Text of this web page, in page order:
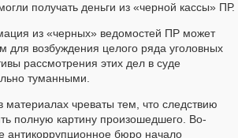
получать деньги из «черной кассы» ПР.
из «черных» ведомостей ПР может
для возбуждения целого ряда уголовных
рассмотрения этих дел в суде
туманными.
чреваты тем, что следствию
полную картину произошедшего. Во-
антикоррупционное бюро начало